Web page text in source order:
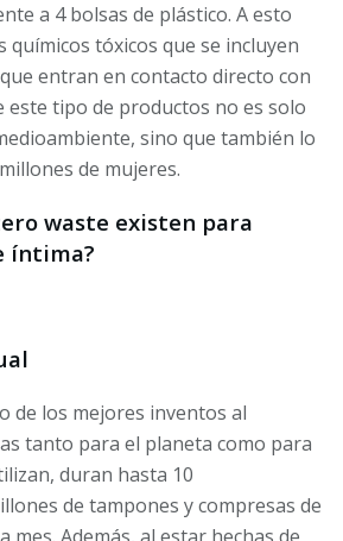
a 4 bolsas de plástico. A esto
químicos tóxicos que se incluyen
entran en contacto directo con
este tipo de productos no es solo
sino que también lo
de mujeres.
waste existen para
íntima?
de los mejores inventos al
tanto para el planeta como para
duran hasta 10
de tampones y compresas de